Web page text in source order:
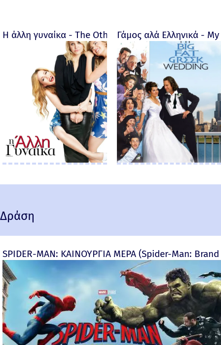
Η άλλη γυναίκα - The Other Woman – 2014
Γάμος αλά Ελληνικά -
Δράση
SPIDER-MAN: ΚΑΙΝΟΥΡΓΙΑ ΜΕΡΑ (Spider-Man: